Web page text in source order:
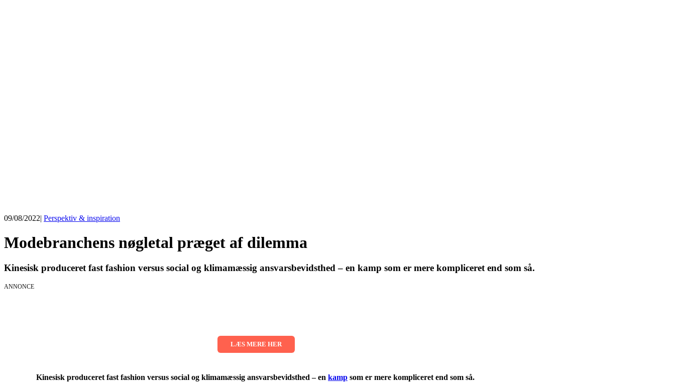
09/08/2022| Perspektiv & inspiration
Modebranchens nøgletal præget af dilemma
Kinesisk produceret fast fashion versus social og klimamæssig ansvarsbevidsthed – en kamp som er mere kompliceret end som så.
ANNONCE
LÆS MERE HER
Kinesisk produceret fast fashion versus social og klimamæssig ansvarsbevidsthed – en kamp som er mere kompliceret end som så.